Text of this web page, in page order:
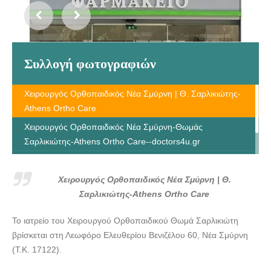
Συλλογή φωτογραφιών
Χειρουργός Ορθοπαιδικός Νέα Σμύρνη | Θ. Σαρλικιώτης-
Athens Ortho Care
Χειρουργός Ορθοπαιδικός Νέα Σμύρνη-Θωμάς
Σαρλικιώτης-Athens Ortho Care--doctors4u.gr
Σαρλικιώτης-Athens Ortho Care--doctors4u.gr
Χειρουργός Ορθοπαιδικός Νέα Σμύρνη | Θ.
Σαρλικιώτης-Athens Ortho Care
Το ιατρείο του Χειρουργού Ορθοπαιδικού Θωμά Σαρλικιώτη
βρίσκεται στη Λεωφόρο Ελευθερίου Βενιζέλου 60, Νέα Σμύρνη
(Τ.Κ. 17122).